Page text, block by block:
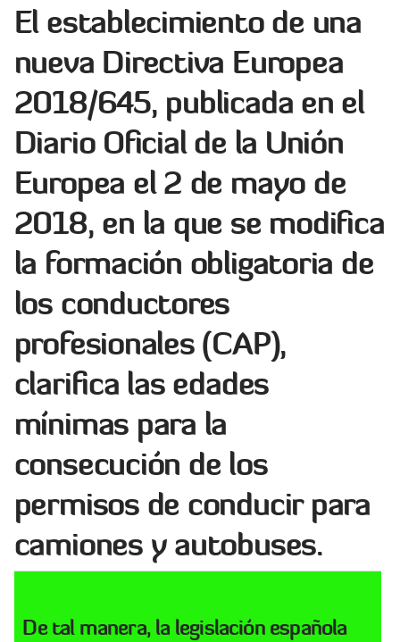
El establecimiento de una
nueva Directiva Europea
2018/645, publicada en el
Diario Oficial de la Unión
Europea el 2 de mayo de
2018, en la que se modifica
la formación obligatoria de
los conductores
profesionales (CAP),
clarifica las edades
mínimas para la
consecución de los
permisos de conducir para
camiones y autobuses.
De tal manera, la legislación española